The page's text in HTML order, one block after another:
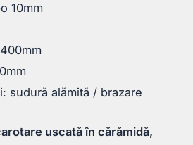
10mm
sudură alămită / brazare
uscată în cărămidă,